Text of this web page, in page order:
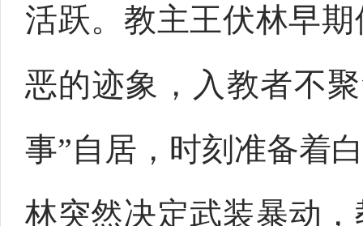
活跃。教主王伏林早
恶的迹象，入教者不
事”自居，时刻准备着
林突然决定武装暴动